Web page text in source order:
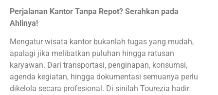
Perjalanan Kantor Tanpa Repot? Serahkan pada
Ahlinya!
Mengatur wisata kantor bukanlah tugas yang mudah,
apalagi jika melibatkan puluhan hingga ratusan
karyawan. Dari transportasi, penginapan, konsumsi,
agenda kegiatan, hingga dokumentasi semuanya perlu
dikelola secara profesional. Di sinilah Tourezia hadir